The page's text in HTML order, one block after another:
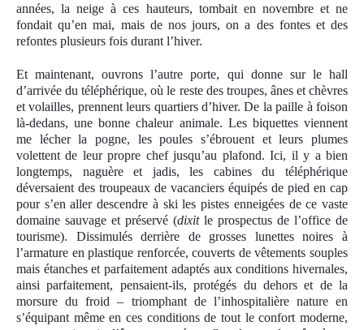
années, la neige à ces hauteurs, tombait en novembre et ne
fondait qu’en mai, mais de nos jours, on a des fontes et des
refontes plusieurs fois durant l’hiver.
Et maintenant, ouvrons l’autre porte, qui donne sur le hall
d’arrivée du téléphérique, où le reste des troupes, ânes et chèvres
et volailles, prennent leurs quartiers d’hiver. De la paille à foison
là-dedans, une bonne chaleur animale. Les biquettes viennent
me lécher la pogne, les poules s’ébrouent et leurs plumes
volettent de leur propre chef jusqu’au plafond. Ici, il y a bien
longtemps, naguère et jadis, les cabines du téléphérique
déversaient des troupeaux de vacanciers équipés de pied en cap
pour s’en aller descendre à ski les pistes enneigées de ce vaste
domaine sauvage et préservé (dixitle prospectus de l’office de
tourisme). Dissimulés derrière de grosses lunettes noires à
l’armature en plastique renforcée, couverts de vêtements souples
mais étanches et parfaitement adaptés aux conditions hivernales,
ainsi parfaitement, pensaient-ils, protégés du dehors et de la
morsure du froid – triomphant de l’inhospitalière nature en
s’équipant même en ces conditions de tout le confort moderne,